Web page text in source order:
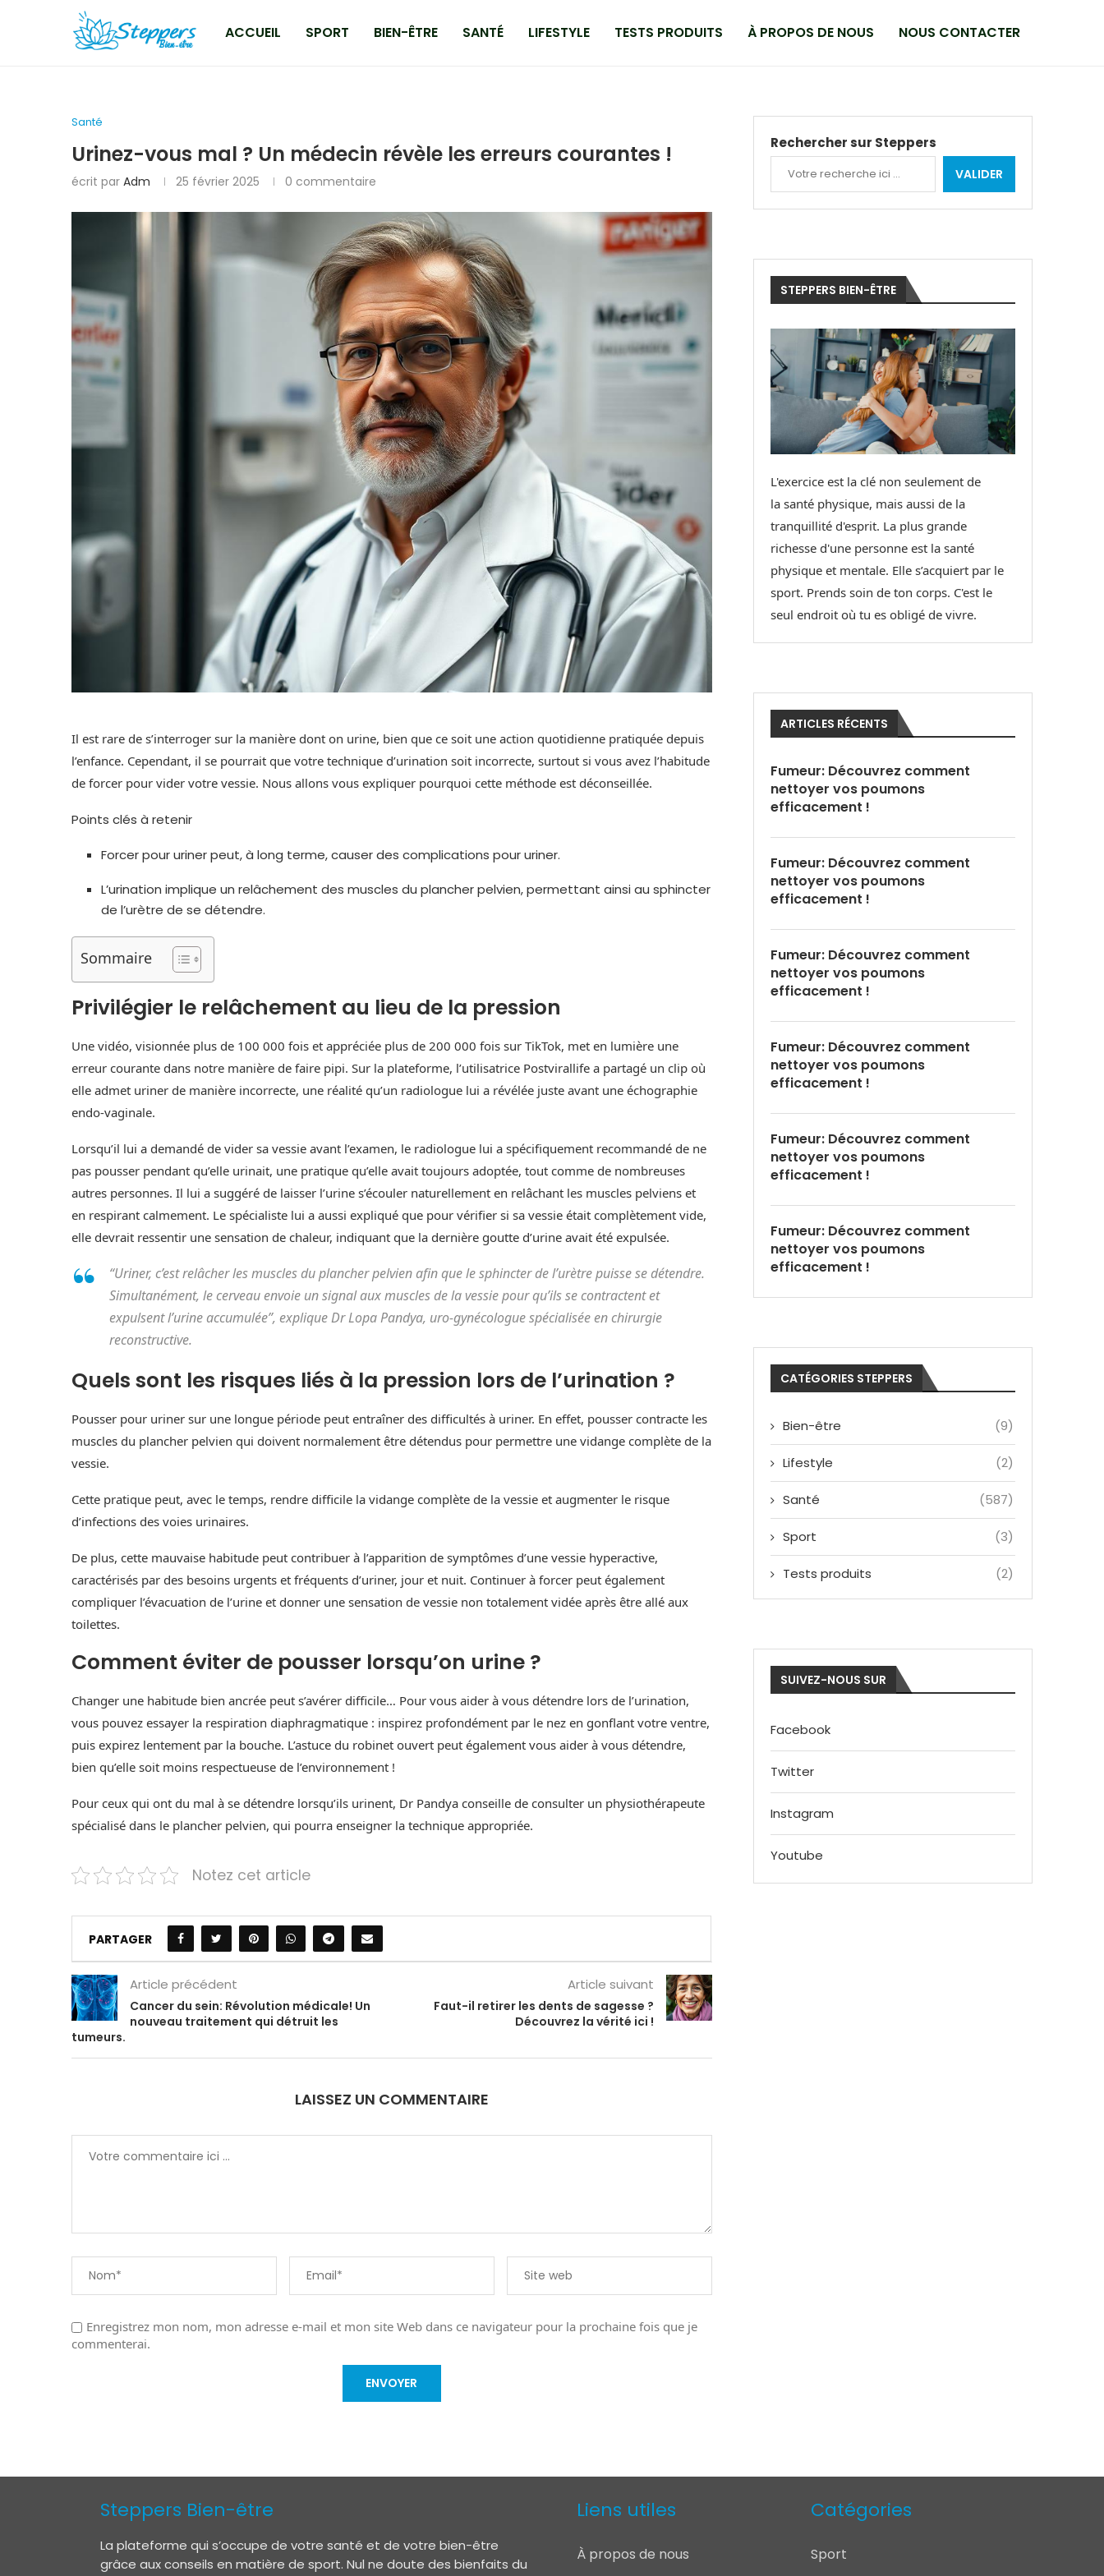
ACCUEIL SPORT BIEN-ÊTRE SANTÉ LIFESTYLE TESTS PRODUITS À PROPOS DE NOUS NOUS CONTACTER
Santé
Urinez-vous mal ? Un médecin révèle les erreurs courantes !
écrit par Adm 25 février 2025 0 commentaire
Il est rare de s’interroger sur la manière dont on urine, bien que ce soit une action quotidienne pratiquée depuis
l’enfance. Cependant, il se pourrait que votre technique d’urination soit incorrecte, surtout si vous avez l’habitude
de forcer pour vider votre vessie. Nous allons vous expliquer pourquoi cette méthode est déconseillée.
Points clés à retenir
Forcer pour uriner peut, à long terme, causer des complications pour uriner.
L’urination implique un relâchement des muscles du plancher pelvien, permettant ainsi au sphincter
de l’urètre de se détendre.
Sommaire
Privilégier le relâchement au lieu de la pression
Une vidéo, visionnée plus de 100 000 fois et appréciée plus de 200 000 fois sur TikTok, met en lumière une
erreur courante dans notre manière de faire pipi. Sur la plateforme, l’utilisatrice Postvirallife a partagé un clip où
elle admet uriner de manière incorrecte, une réalité qu’un radiologue lui a révélée juste avant une échographie
endo-vaginale.
Lorsqu’il lui a demandé de vider sa vessie avant l’examen, le radiologue lui a spécifiquement recommandé de ne
pas pousser pendant qu’elle urinait, une pratique qu’elle avait toujours adoptée, tout comme de nombreuses
autres personnes. Il lui a suggéré de laisser l’urine s’écouler naturellement en relâchant les muscles pelviens et
en respirant calmement. Le spécialiste lui a aussi expliqué que pour vérifier si sa vessie était complètement vide,
elle devrait ressentir une sensation de chaleur, indiquant que la dernière goutte d’urine avait été expulsée.
“Uriner, c’est relâcher les muscles du plancher pelvien afin que le sphincter de l’urètre puisse se détendre.
Simultanément, le cerveau envoie un signal aux muscles de la vessie pour qu’ils se contractent et
expulsent l’urine accumulée”, explique Dr Lopa Pandya, uro-gynécologue spécialisée en chirurgie
reconstructive.
Quels sont les risques liés à la pression lors de l’urination ?
Pousser pour uriner sur une longue période peut entraîner des difficultés à uriner. En effet, pousser contracte les
muscles du plancher pelvien qui doivent normalement être détendus pour permettre une vidange complète de la
vessie.
Cette pratique peut, avec le temps, rendre difficile la vidange complète de la vessie et augmenter le risque
d’infections des voies urinaires.
De plus, cette mauvaise habitude peut contribuer à l’apparition de symptômes d’une vessie hyperactive,
caractérisés par des besoins urgents et fréquents d’uriner, jour et nuit. Continuer à forcer peut également
compliquer l’évacuation de l’urine et donner une sensation de vessie non totalement vidée après être allé aux
toilettes.
Comment éviter de pousser lorsqu’on urine ?
Changer une habitude bien ancrée peut s’avérer difficile… Pour vous aider à vous détendre lors de l’urination,
vous pouvez essayer la respiration diaphragmatique : inspirez profondément par le nez en gonflant votre ventre,
puis expirez lentement par la bouche. L’astuce du robinet ouvert peut également vous aider à vous détendre,
bien qu’elle soit moins respectueuse de l’environnement !
Pour ceux qui ont du mal à se détendre lorsqu’ils urinent, Dr Pandya conseille de consulter un physiothérapeute
spécialisé dans le plancher pelvien, qui pourra enseigner la technique appropriée.
Notez cet article
PARTAGER
Article précédent
Cancer du sein: Révolution médicale! Un
nouveau traitement qui détruit les
tumeurs.
Article suivant
Faut-il retirer les dents de sagesse ?
Découvrez la vérité ici !
LAISSEZ UN COMMENTAIRE
Enregistrez mon nom, mon adresse e-mail et mon site Web dans ce navigateur pour la prochaine fois que je
commenterai.
Rechercher sur Steppers
VALIDER
STEPPERS BIEN-ÊTRE
L'exercice est la clé non seulement de
la santé physique, mais aussi de la
tranquillité d'esprit. La plus grande
richesse d'une personne est la santé
physique et mentale. Elle s’acquiert par le
sport. Prends soin de ton corps. C'est le
seul endroit où tu es obligé de vivre.
ARTICLES RÉCENTS
Fumeur: Découvrez comment
nettoyer vos poumons
efficacement !
Fumeur: Découvrez comment
nettoyer vos poumons
efficacement !
Fumeur: Découvrez comment
nettoyer vos poumons
efficacement !
Fumeur: Découvrez comment
nettoyer vos poumons
efficacement !
Fumeur: Découvrez comment
nettoyer vos poumons
efficacement !
Fumeur: Découvrez comment
nettoyer vos poumons
efficacement !
CATÉGORIES STEPPERS
Bien-être (9)
Lifestyle (2)
Santé (587)
Sport (3)
Tests produits (2)
SUIVEZ-NOUS SUR
Facebook
Twitter
Instagram
Youtube
Steppers Bien-être
La plateforme qui s’occupe de votre santé et de votre bien-être
grâce aux conseils en matière de sport. Nul ne doute des bienfaits du
Liens utiles
À propos de nous
Catégories
Sport